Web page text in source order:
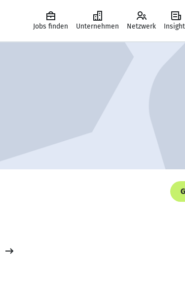
Jobs finden Unternehmen Netzwerk